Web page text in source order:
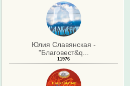
Юлия Славянская -
"Благовест&q...
11976